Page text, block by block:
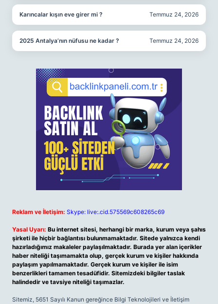
Karıncalar kışın eve girer mi ? Temmuz 24, 2026
2025 Antalya’nın nüfusu ne kadar ? Temmuz 24, 2026
Reklam ve İletişim: Skype: live:.cid.575569c608265c69
Yasal Uyarı: Bu internet sitesi, herhangi bir marka, kurum veya şahıs
şirketi ile hiçbir bağlantısı bulunmamaktadır. Sitede yalnızca kendi
hazırladığımız makaleler paylaşılmaktadır. Burada yer alan içerikler
haber niteliği taşımamakta olup, gerçek kurum ve kişiler hakkında
paylaşım yapılmamaktadır. Gerçek kurum ve kişiler ile isim
benzerlikleri tamamen tesadüfidir. Sitemizdeki bilgiler taslak
halindedir ve tavsiye niteliği taşımazlar.
Sitemiz, 5651 Sayılı Kanun gereğince Bilgi Teknolojileri ve İletişim